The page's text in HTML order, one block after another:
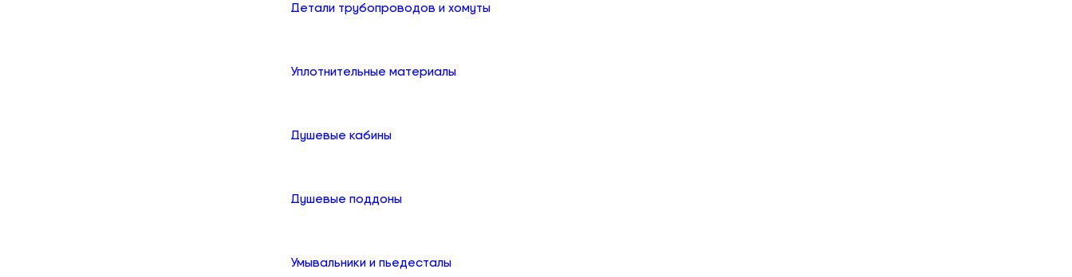
Детали трубопроводов и хомуты
Уплотнительные материалы
Душевые кабины
Душевые поддоны
Умывальники и пьедесталы